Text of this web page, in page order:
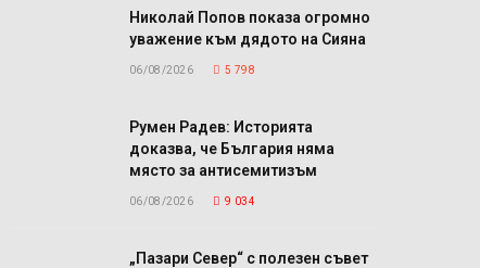
Николай Попов показа огромно
уважение към дядото на Сияна
06/08/2026 5 798
Румен Радев: Историята
доказва, че България няма
място за антисемитизъм
06/08/2026 9 034
„Пазари Север“ с полезен съвет